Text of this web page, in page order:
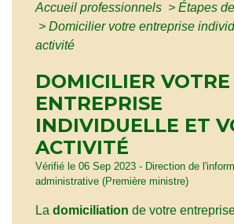
Accueil professionnels > Étapes
> Domicilier votre entreprise
activité
DOMICILIER VOTRE
ENTREPRISE
INDIVIDUELLE ET
ACTIVITÉ
Vérifié le 06 Sep 2023 - Direction de
administrative (Première ministre)
La domiciliation de votre